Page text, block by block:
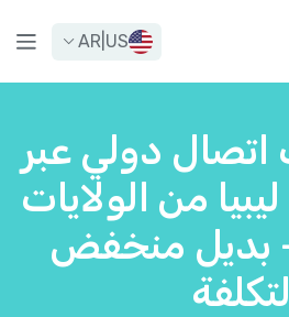
US
AR
اتصال دولي عبر
من الولايات
بديل منخفض